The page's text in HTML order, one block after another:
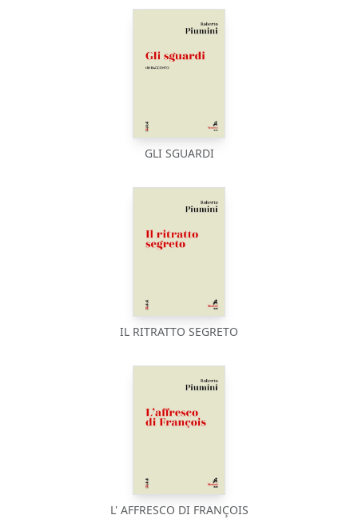
GLI SGUARDI
IL RITRATTO SEGRETO
L' AFFRESCO DI FRANÇOIS